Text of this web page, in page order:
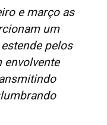
e março as
um
pelos
envolvente